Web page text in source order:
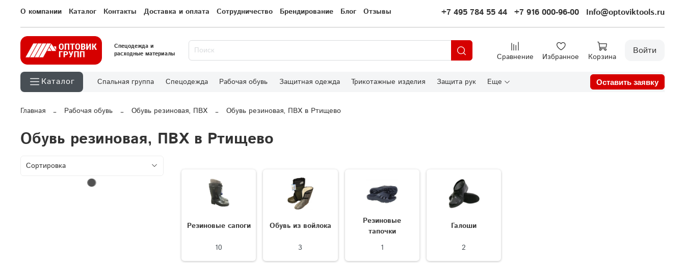
О компании Каталог Контакты Доставка и оплата Сотрудничество Брендирование Блог Отзывы +7 495 784 55 44 +7 916 000-96-00 Info@optoviktools.ru
Спецодежда и
расходные материалы
Сравнение Избранное Корзина
Войти
Каталог Спальная группа Спецодежда Рабочая обувь Защитная одежда Трикотажные изделия Защита рук Еще Оставить заявку
Главная Рабочая обувь Обувь резиновая, ПВХ Обувь резиновая, ПВХ в Ртищево
Обувь резиновая, ПВХ в Ртищево
Резиновые сапоги
10
Обувь из войлока
3
Резиновые
тапочки
1
Галоши
2